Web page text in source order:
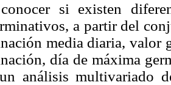
si existen
a partir del
media diaria,
día de máxima
análisis multivariado